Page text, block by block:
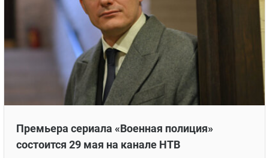
Премьера сериала «Военная полиция»
состоится 29 мая на канале НТВ